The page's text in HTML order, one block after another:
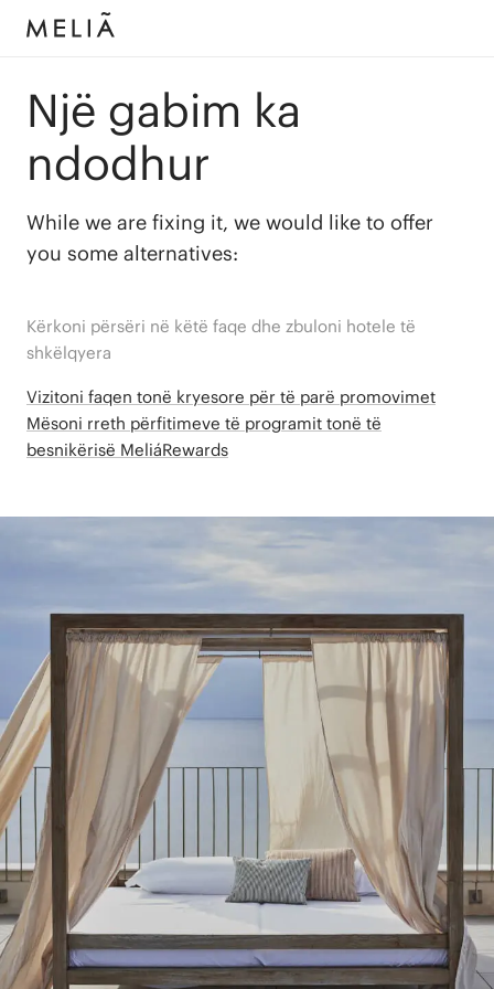
Një gabim ka
ndodhur
While we are fixing it, we would like to offer
you some alternatives:
Kërkoni përsëri në këtë faqe dhe zbuloni hotele të
shkëlqyera
Vizitoni faqen tonë kryesore për të parë promovimet
Mësoni rreth përfitimeve të programit tonë të
besnikërisë MeliáRewards